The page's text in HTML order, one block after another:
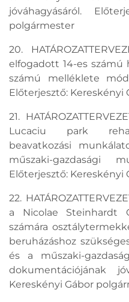
jóváhagyásáról.
polgármester
20.
elfogadott 14-es számú
számú melléklete
Előterjesztő: Kereskényi
21.
Lucaciu park
beavatkozási
műszaki-gazdasági
Előterjesztő: Kereskényi
22.
a Nicolae Steinhardt
számára
beruházáshoz
és a műszaki-
dokumentációjának
Kereskényi Gábor